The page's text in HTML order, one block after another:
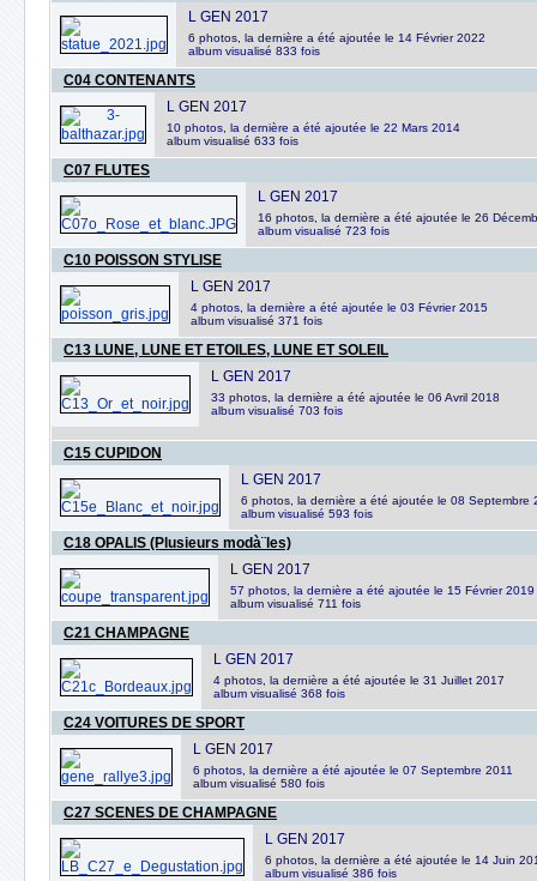
L GEN 2017
6 photos, la dernière a été ajoutée le 14 Février 2022
album visualisé 833 fois
C04 CONTENANTS
L GEN 2017
10 photos, la dernière a été ajoutée le 22 Mars 2014
album visualisé 633 fois
C07 FLUTES
L GEN 2017
16 photos, la dernière a été ajoutée le 26
album visualisé 723 fois
C10 POISSON STYLISE
L GEN 2017
4 photos, la dernière a été ajoutée le 03 Février 2015
album visualisé 371 fois
C13 LUNE, LUNE ET ETOILES, LUNE ET SOLEIL
L GEN 2017
33 photos, la dernière a été ajoutée le 06 Avril 2018
album visualisé 703 fois
C15 CUPIDON
L GEN 2017
6 photos, la dernière a été ajoutée le 08 Septembre
album visualisé 593 fois
C18 OPALIS (Plusieurs modà¨les)
L GEN 2017
57 photos, la dernière a été ajoutée le 15 Février 2019
album visualisé 711 fois
C21 CHAMPAGNE
L GEN 2017
4 photos, la dernière a été ajoutée le 31 Juillet 2017
album visualisé 368 fois
C24 VOITURES DE SPORT
L GEN 2017
6 photos, la dernière a été ajoutée le 07 Septembre 2011
album visualisé 580 fois
C27 SCENES DE CHAMPAGNE
L GEN 2017
6 photos, la dernière a été ajoutée le 14 Juin
album visualisé 386 fois